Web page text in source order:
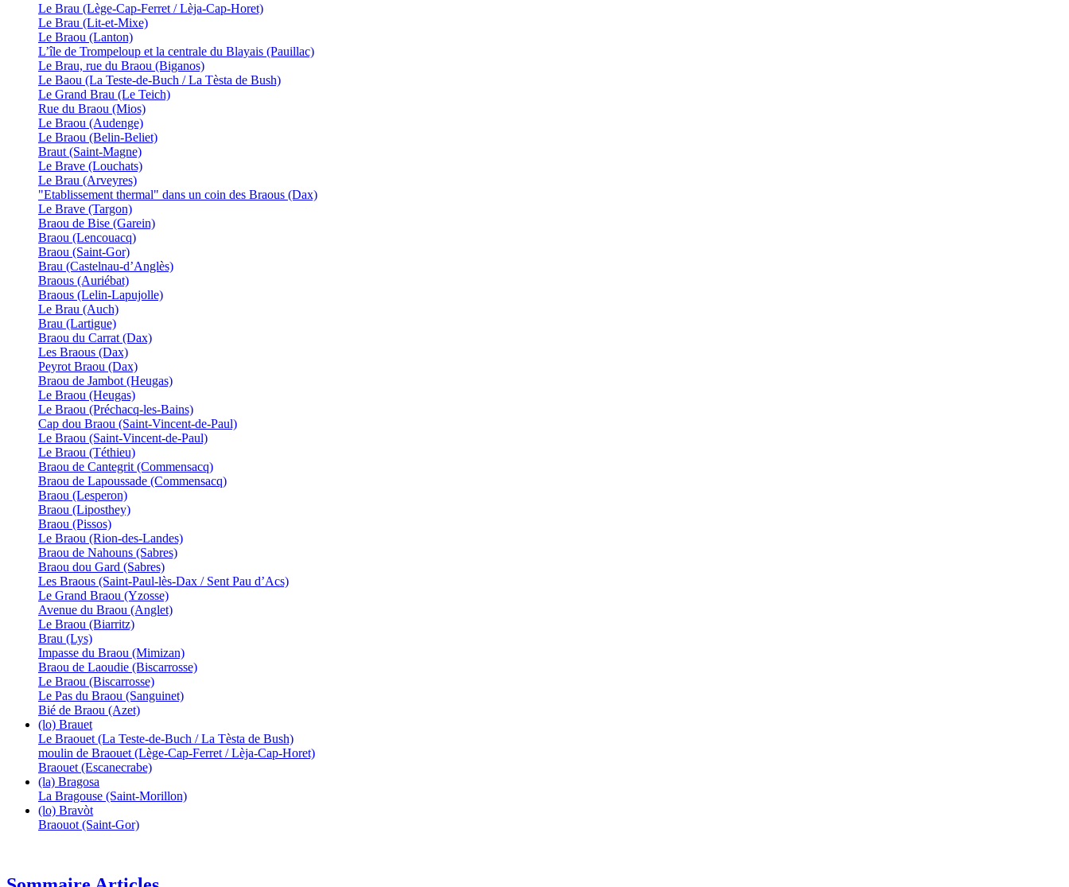
Le Brau (Lège-Cap-Ferret / Lèja-Cap-Horet)
Le Brau (Lit-et-Mixe)
Le Braou (Lanton)
L’île de Trompeloup et la centrale du Blayais (Pauillac)
Le Brau, rue du Braou (Biganos)
Le Baou (La Teste-de-Buch / La Tèsta de Bush)
Le Grand Brau (Le Teich)
Rue du Braou (Mios)
Le Braou (Audenge)
Le Braou (Belin-Beliet)
Braut (Saint-Magne)
Le Brave (Louchats)
Le Brau (Arveyres)
"Etablissement thermal" dans un coin des Braous (Dax)
Le Brave (Targon)
Braou de Bise (Garein)
Braou (Lencouacq)
Braou (Saint-Gor)
Brau (Castelnau-d’Anglès)
Braous (Auriébat)
Braous (Lelin-Lapujolle)
Le Brau (Auch)
Brau (Lartigue)
Braou du Carrat (Dax)
Les Braous (Dax)
Peyrot Braou (Dax)
Braou de Jambot (Heugas)
Le Braou (Heugas)
Le Braou (Préchacq-les-Bains)
Cap dou Braou (Saint-Vincent-de-Paul)
Le Braou (Saint-Vincent-de-Paul)
Le Braou (Téthieu)
Braou de Cantegrit (Commensacq)
Braou de Lapoussade (Commensacq)
Braou (Lesperon)
Braou (Liposthey)
Braou (Pissos)
Le Braou (Rion-des-Landes)
Braou de Nahouns (Sabres)
Braou dou Gard (Sabres)
Les Braous (Saint-Paul-lès-Dax / Sent Pau d’Acs)
Le Grand Braou (Yzosse)
Avenue du Braou (Anglet)
Le Braou (Biarritz)
Brau (Lys)
Impasse du Braou (Mimizan)
Braou de Laoudie (Biscarrosse)
Le Braou (Biscarrosse)
Le Pas du Braou (Sanguinet)
Bié de Braou (Azet)
(lo) Brauet
Le Braouet (La Teste-de-Buch / La Tèsta de Bush)
moulin de Braouet (Lège-Cap-Ferret / Lèja-Cap-Horet)
Braouet (Escanecrabe)
(la) Bragosa
La Bragouse (Saint-Morillon)
(lo) Bravòt
Braouot (Saint-Gor)